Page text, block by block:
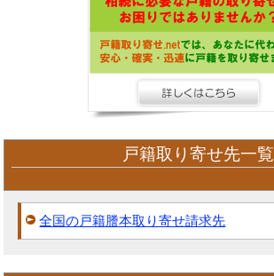
戸籍取り寄せ先一覧
全国の戸籍謄本取り寄せ請求先